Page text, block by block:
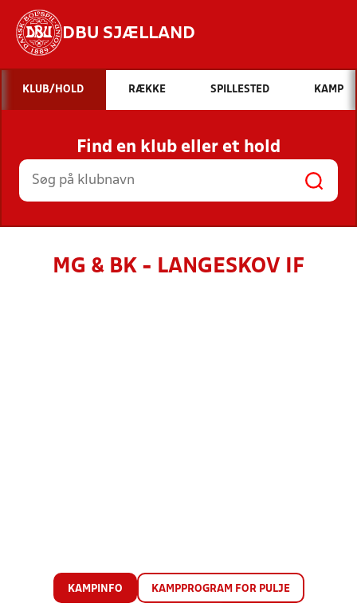
DBU SJÆLLAND
Hvad vil du søge efter?
INDHOLD OG NYHEDER
STILLINGER, RESULTATER, KLUBBER OG
HOLD
KLUB/HOLD RÆKKE SPILLESTED KAMP
Find en klub eller et hold
MG & BK - LANGESKOV IF
KAMPINFO KAMPPROGRAM FOR PULJE